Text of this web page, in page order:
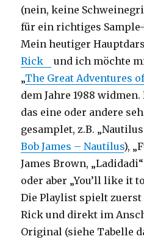
(nein, keine
für ein richtiges
Mein heutiger
Rick
und ich möchte
„The Great Adventures
dem Jahre 1988
das eine oder andere
gesamplet, z.B.
Bob James – Nautilus),
James Brown,
oder aber „You’ll like it
Die Playlist spielt zuerst
Rick und direkt im
Original (siehe Tabelle